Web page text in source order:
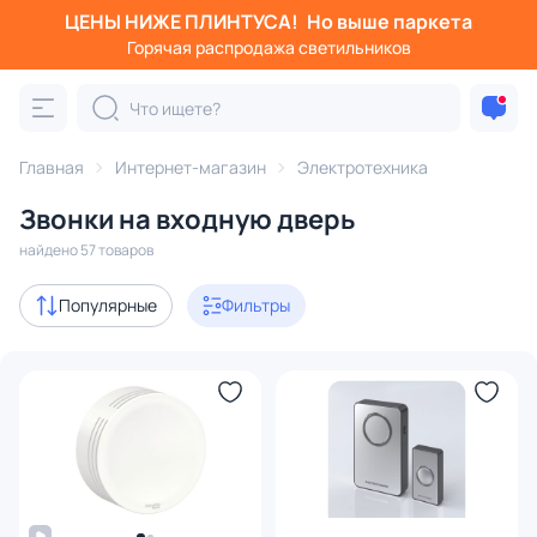
ЦЕНЫ НИЖЕ ПЛИНТУСА! Но выше паркета
Горячая распродажа светильников
Главная Интернет-магазин Электротехника
Звонки на входную дверь
найдено 57 товаров
Популярные Фильтры
Фильтры
Категория: Электротехника
Кабели Звонки Вилки
В наличии 56
Цена